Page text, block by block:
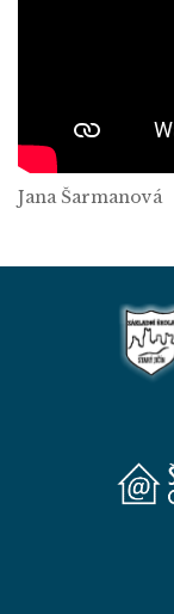
Jana Šarmanová